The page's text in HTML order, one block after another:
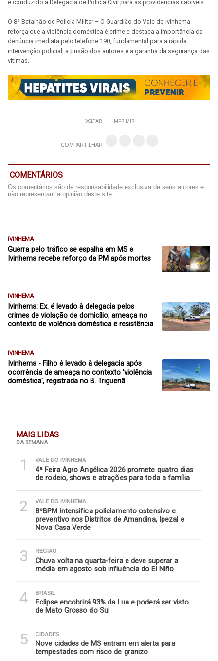
MAIS LIDAS
DA SEMANA
1 VALE DO IVINHEMA
4ª Feira Agro Angélica 2026 promete quatro dias
de rodeio, shows e atrações para toda a família
2 VALE DO IVINHEMA
8ºBPM intensifica policiamento ostensivo e
preventivo nos Distritos de Amandina, Ipezal e
Nova Casa Verde
3 REGIÃO
Chuva volta na quarta-feira e deve superar a
média em agosto sob influência do El Niño
4 BRASIL
Eclipse encobrirá 93% da Lua e poderá ser visto
de Mato Grosso do Sul
5 CIDADES
Nove cidades de MS entram em alerta para
tempestades com risco de granizo
e conduzido à Delegacia de Polícia Civil para as providências cabíveis.
O 8º Batalhão de Polícia Militar – O Guardião do Vale do Ivinhema
reforça que a violência doméstica é crime e destaca a importância da
denúncia imediata pelo telefone 190, fundamental para a rápida
intervenção policial, a prisão dos autores e a garantia da segurança das
vítimas.
VOLTAR IMPRIMIR
COMPARTILHAR
COMENTÁRIOS
Os comentários são de responsabilidade exclusiva de seus autores e
não representam a opinião deste site.
IVINHEMA
Guerra pelo tráfico se espalha em MS e
Ivinhema recebe reforço da PM após mortes
IVINHEMA
Ivinhema: Ex. é levado à delegacia pelos
crimes de violação de domicílio, ameaça no
contexto de violência doméstica e resistência
IVINHEMA
Ivinhema - Filho é levado à delegacia após
ocorrência de ameaça no contexto 'violência
doméstica', registrada no B. Triguenã